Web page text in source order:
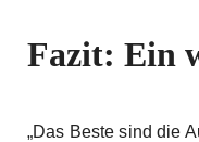
Fazit: Ein
„Das Beste sind die